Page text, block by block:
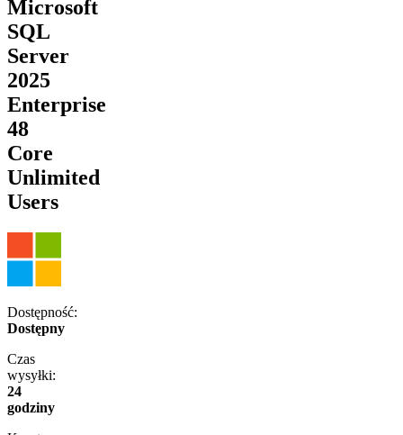
Microsoft
SQL
Server
2025
Enterprise
48
Core
Unlimited
Users
Dostępność:
Dostępny
Czas
wysyłki:
24
godziny